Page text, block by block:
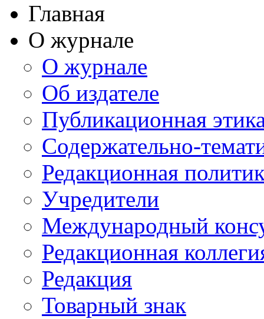
Главная
О журнале
О журнале
Об издателе
Публикационная
Содержательно-
Редакционная
Учредители
Международный
Редакционная
Редакция
Товарный знак